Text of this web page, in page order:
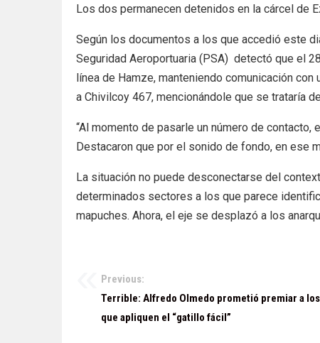
Los dos permanecen detenidos en la cárcel de
Según los documentos a los que accedió este
Seguridad Aeroportuaria (PSA) detectó que el
línea de Hamze, manteniendo comunicación
a Chivilcoy 467, mencionándole que se trataría de
“Al momento de pasarle un número de
Destacaron que por el sonido de fondo, en ese
La situación no puede desconectarse del
determinados sectores a los que parece
mapuches. Ahora, el eje se desplazó a los
Navegación
Previous:
Terrible: Alfredo Olmedo prometió premiar a
que apliquen el “gatillo fácil”